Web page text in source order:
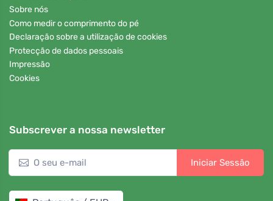
Sobre nós
Como medir o comprimento do pé
Declaração sobre a utilização de cookies
Protecção de dados pessoais
Impressão
Cookies
Subscrever a nossa newsletter
Iniciar Sessão